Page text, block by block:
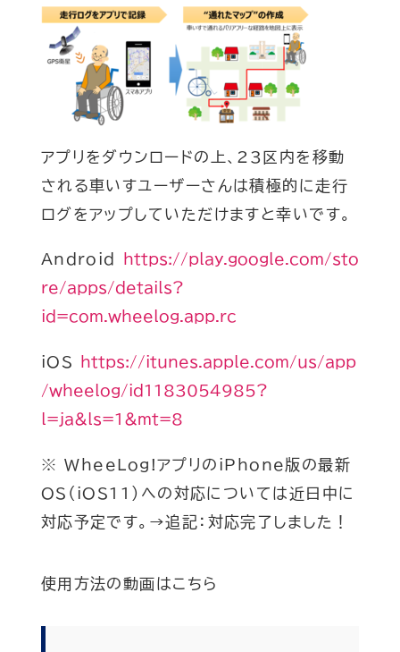
アプリをダウンロードの上、23区内を移動
される車いすユーザーさんは積極的に走行
ログをアップしていただけますと幸いです。
Android
https://play.google.com/sto
re/apps/details?
id=com.wheelog.app.rc
iOS
https://itunes.apple.com/us/app
/wheelog/id1183054985?
l=ja&ls=1&mt=8
※ WheeLog!アプリのiPhone版の最新
OS（ iOS11）への対応については近日中に
対応予定です。→追記：対応完了しました！
使用方法の動画はこちら